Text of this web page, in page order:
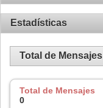
Estadísticas
Total de Mensajes
Total de Mensajes
0